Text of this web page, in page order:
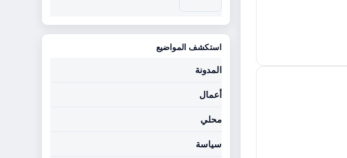
استكشف المواضيع
المدونة
أعمال
محلي
سياسة